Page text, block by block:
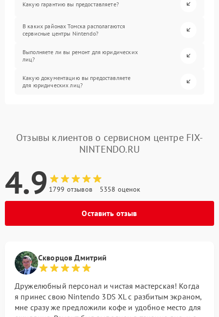
Какую гарантию вы предоставляете?
В каких районах Томска располагаются
сервисные центры Nintendo?
Выполняете ли вы ремонт для юридических
лиц?
Какую документацию вы предоставляете
для юридических лиц?
Отзывы клиентов о сервисном центре FIX-
NINTENDO.RU
4.9 1799 отзывов 5358 оценок
Оставить отзыв
Скворцов Дмитрий
Дружелюбный персонал и чистая мастерская! Когда
я принес свою Nintendo 3DS XL с разбитым экраном,
мне сразу же предложили кофе и удобное место для